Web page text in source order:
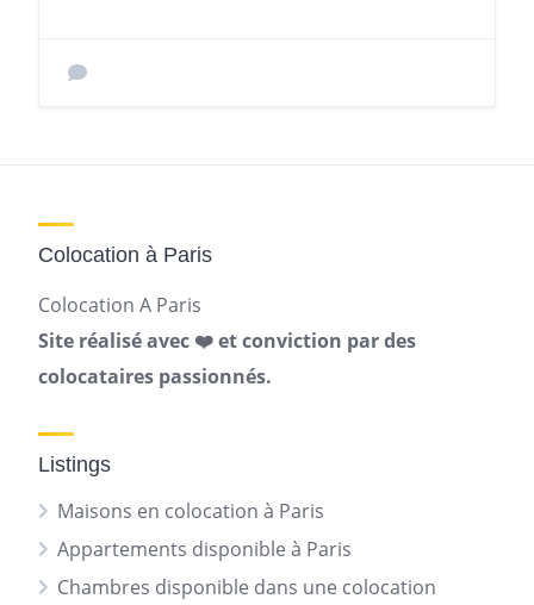
Colocation à Paris
Colocation A Paris
Site réalisé avec ❤️ et conviction par des
colocataires passionnés.
Listings
Maisons en colocation à Paris
Appartements disponible à Paris
Chambres disponible dans une colocation